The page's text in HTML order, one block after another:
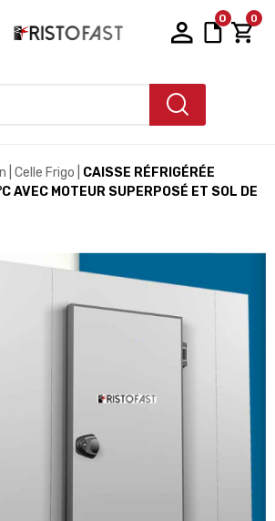
0 0
Celle Frigo
CAISSE RÉFRIGÉRÉE
AVEC MOTEUR SUPERPOSÉ ET SOL DE